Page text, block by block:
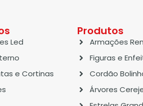
Led
e Cortinas
Produtos
Armações
Figuras e
Cordão
Árvores